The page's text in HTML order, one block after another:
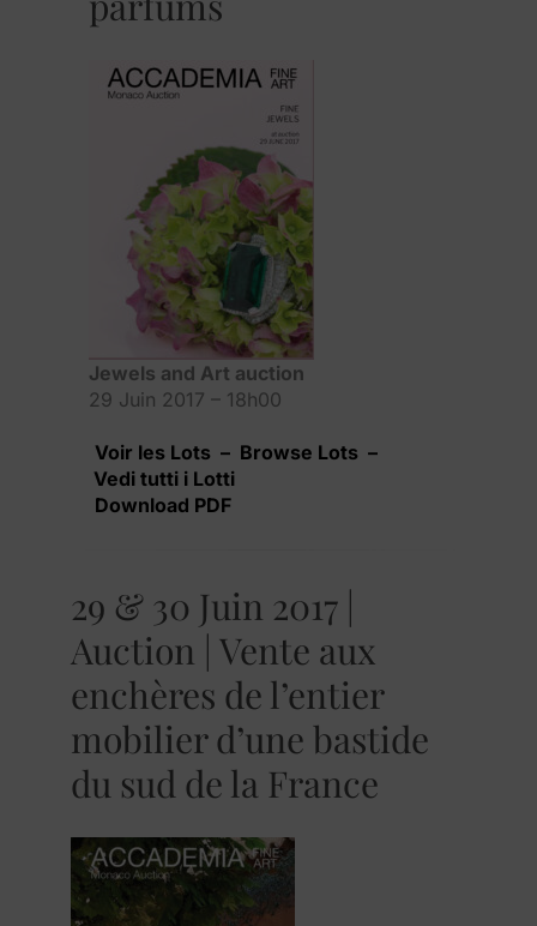
Jewels and Art auction
29 Juin 2017 – 18h00
Voir les Lots – Browse Lots –
Vedi tutti i Lotti
Download PDF
29 & 30 Juin 2017 |
Auction | Vente aux
enchères de l’entier
mobilier d’une bastide
du sud de la France